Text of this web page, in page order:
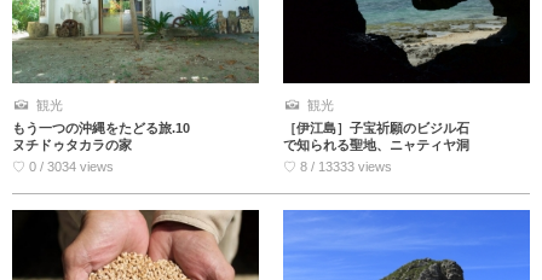
観光
もう一つの沖縄をたどる旅.10
ヌチドゥタカラの家
♡ 0 / 3034 views
観光
［伊江島］子宝祈願のビジル石
で知られる聖地、ニャティヤ洞
♡ 8 / 13333 views